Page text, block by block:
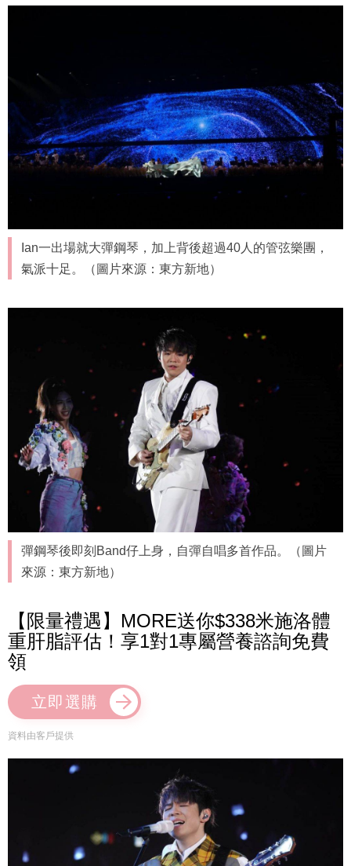
Ian一出場就大彈鋼琴，加上背後超過40人的管弦樂團，
氣派十足。（圖片來源：東方新地）
彈鋼琴後即刻Band仔上身，自彈自唱多首作品。（圖片
來源：東方新地）
【限量禮遇】MORE送你$338米施洛體
重肝脂評估！享1對1專屬營養諮詢免費
領
立即選購
資料由客戶提供